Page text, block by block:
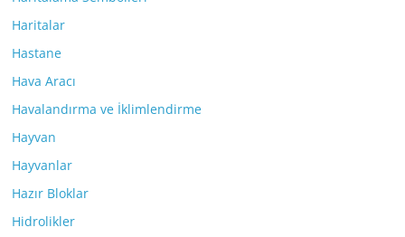
Haritalar
Hastane
Hava Aracı
Havalandırma ve İklimlendirme
Hayvan
Hayvanlar
Hazır Bloklar
Hidrolikler